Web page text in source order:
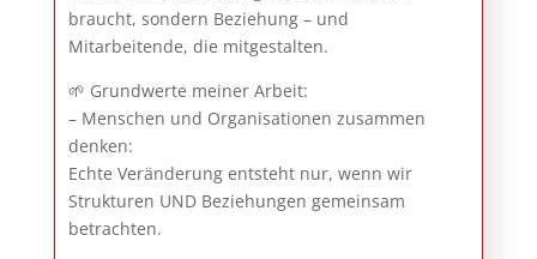
braucht, sondern Beziehung – und
Mitarbeitende, die mitgestalten.
🌱 Grundwerte meiner Arbeit:
– Menschen und Organisationen zusammen
denken:
Echte Veränderung entsteht nur, wenn wir
Strukturen UND Beziehungen gemeinsam
betrachten.